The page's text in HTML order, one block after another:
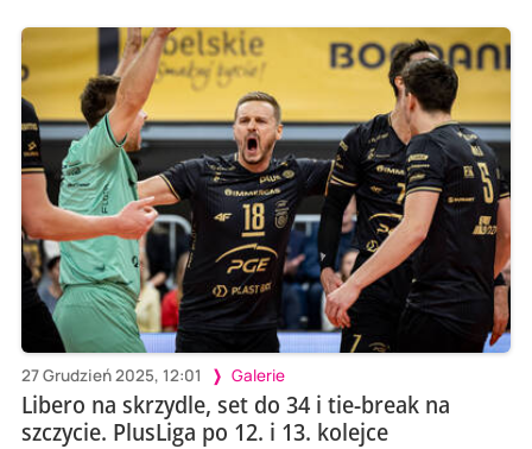
27 Grudzień 2025, 12:01 Galerie
Libero na skrzydle, set do 34 i tie-break na
szczycie. PlusLiga po 12. i 13. kolejce